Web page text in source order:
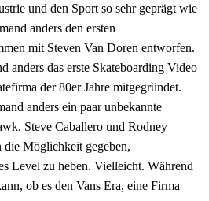
und den Sport so sehr geprägt wie
anders den ersten
mit Steven Van Doren entworfen.
anders das erste Skateboarding Video
der 80er Jahre mitgegründet.
anders ein paar unbekannte
Steve Caballero und Rodney
Möglichkeit gegeben,
Level zu heben. Vielleicht. Während
ob es den Vans Era, eine Firma